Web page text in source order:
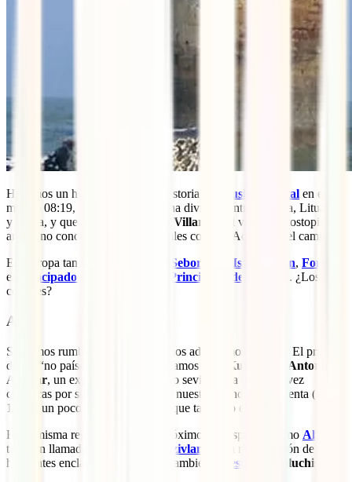
Hacemos un hueco a la curiosa historia de Prusia Oriental en el
minuto 08:19, una región que se ha dividido entre Polonia, Lituania
y Rusia, y que conoce bien
Juan Villarino
, el viajero autostopista
argentino conocido en redes sociales como el Acróbata del camino.
En Europa también hablamos de
Seborga Isla de Man, Forvik
el
Principado de Pontinha Principado de Sealand . ¿Los
conoces?
Asia
Seguimos rumbo hacia oriente y nos adentramos en Asia. El primero
de los “no países” de los que hablamos es el
Kurdistán
Antonio
Aguilar, un experimentado viajero sevillano, a quien tal vez
conozcas por su blog Historias de nuestro mundo, nos cuenta (min
14:26) un poco sobre éste país… que tampoco existe.
En la misma región de Oriente Próximo hay espacios como Ahvaz
también llamada Arabistán o
Achzivland
, una micronación de dos
habitantes enclavada en Israel. Y también
Palestina Baluchistán